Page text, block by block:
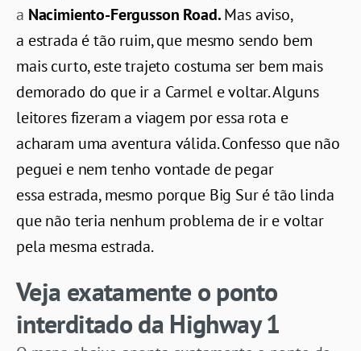
a Nacimiento-Fergusson Road.Mas aviso,
a estrada é tão ruim, que mesmo sendo bem
mais curto, este trajeto costuma ser bem mais
demorado do que ir a Carmel e voltar. Alguns
leitores fizeram a viagem por essa rota e
acharam umaaventura válida. Confesso que não
peguei e nem tenho vontade de pegar
essa estrada, mesmo porque Big Sur é tão linda
que não teria nenhum problema de ir e voltar
pela mesma estrada.
Veja exatamente o ponto
interditado da Highway 1